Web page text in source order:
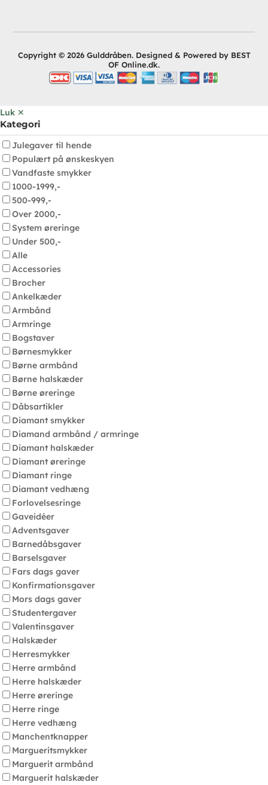
Copyright © 2026 Gulddråben. Designed & Powered by BEST
OF Online.dk.
Luk ✕
Kategori
Julegaver til hende
Populært på ønskeskyen
Vandfaste smykker
1000-1999,-
500-999,-
Over 2000,-
System øreringe
Under 500,-
Alle
Accessories
Brocher
Ankelkæder
Armbånd
Armringe
Bogstaver
Børnesmykker
Børne armbånd
Børne halskæder
Børne øreringe
Dåbsartikler
Diamant smykker
Diamand armbånd / armringe
Diamant halskæder
Diamant øreringe
Diamant ringe
Diamant vedhæng
Forlovelsesringe
Gaveidéer
Adventsgaver
Barnedåbsgaver
Barselsgaver
Fars dags gaver
Konfirmationsgaver
Mors dags gaver
Studentergaver
Valentinsgaver
Halskæder
Herresmykker
Herre armbånd
Herre halskæder
Herre øreringe
Herre ringe
Herre vedhæng
Manchentknapper
Margueritsmykker
Marguerit armbånd
Marguerit halskæder